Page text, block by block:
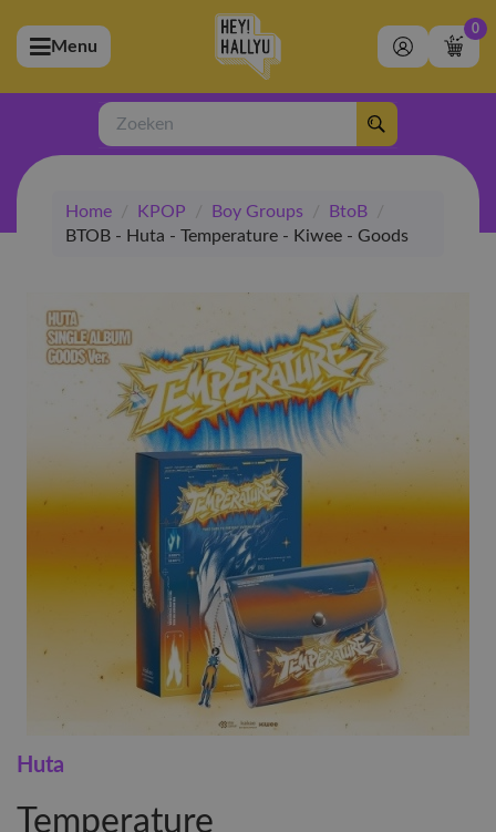
(Artiesten)
(Merchandise)
(Exclusive)
(Winkel)
Menu
0
Zoeken
Home / KPOP / Boy Groups / BtoB
/
BTOB - Huta - Temperature - Kiwee - Goods
Huta
Temperature